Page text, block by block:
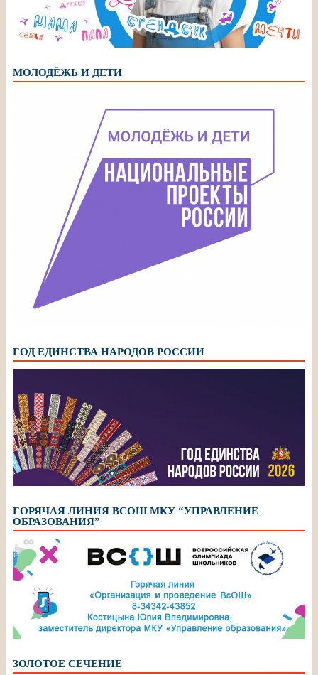
МОЛОДЁЖЬ И ДЕТИ
ГОД ЕДИНСТВА НАРОДОВ РОССИИ
ГОРЯЧАЯ ЛИНИЯ ВСОШ МКУ “УПРАВЛЕНИЕ
ОБРАЗОВАНИЯ”
ЗОЛОТОЕ СЕЧЕНИЕ